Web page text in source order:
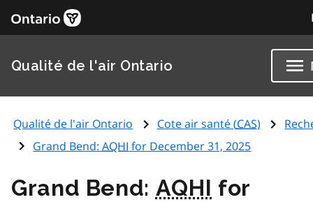
Qualité de l'air Ontario
Qualité de l'air Ontario Cote air santé (CAS)
Grand Bend:AQHI for December 31, 2025
Grand Bend: AQHI for